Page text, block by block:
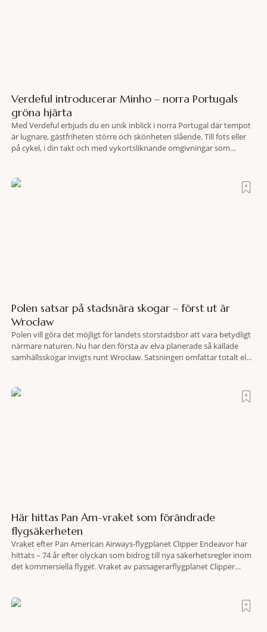
Verdeful introducerar Minho – norra Portugals
gröna hjärta
Med Verdeful erbjuds du en unik inblick i norra Portugal där tempot
är lugnare, gästfriheten större och skönheten slående. Till fots eller
på cykel, i din takt och med vykortsliknande omgivningar som
travel när det
Polen satsar på stadsnära skogar – först ut är
Wrocław
Polen vill göra det möjligt för landets storstadsbor att vara betydligt
närmare naturen. Nu har den första av elva planerade så kallade
samhällsskogar invigts runt Wrocław. Satsningen omfattar totalt elva
fler människor ska kunna promenera, motionera
Här hittas Pan Am-vraket som förändrade
flygsäkerheten
Vraket efter Pan American Airways-flygplanet Clipper Endeavor har
hittats – 74 år efter olyckan som bidrog till nya säkerhetsregler inom
det kommersiella flyget. Vraket av passagerarflygplanet Clipper
lokaliserades den 2 juni i år med hjälp